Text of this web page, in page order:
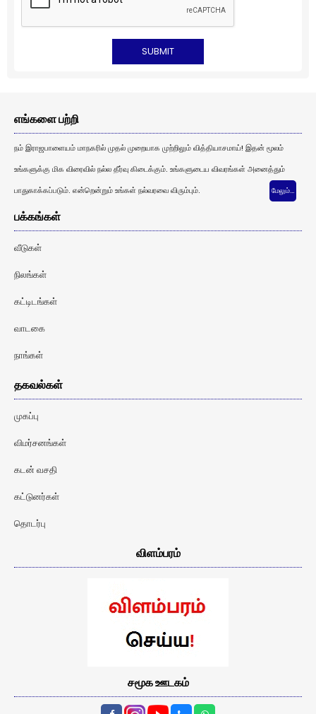
எங்களை பற்றி
நம் இராஜபாளையம் மாநகரில் முதல் முறையாக முற்றிலும் வித்தியாசமாய்! இதன் மூலம்
உங்களுக்கு மிக விரைவில் நல்ல தீர்வு கிடைக்கும். உங்களுடைய விவரங்கள் அனைத்தும்
பாதுகாக்கப்படும். என்றென்றும் உங்கள் நல்வரவை விரும்பும்.
மேலும்…
பக்கங்கள்
வீடுகள்
நிலங்கள்
கட்டிடங்கள்
வாடகை
நாங்கள்
தகவல்கள்
முகப்பு
விமர்சனங்கள்
கடன் வசதி
கட்டுனர்கள்
தொடர்பு
விளம்பரம்
சமூக ஊடகம்